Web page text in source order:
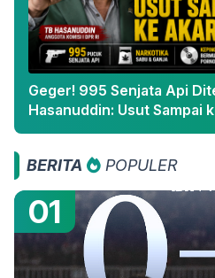
Geger! 995 Senjata Api
Hasanuddin: Usut Sampai
BERITA POPULER
01